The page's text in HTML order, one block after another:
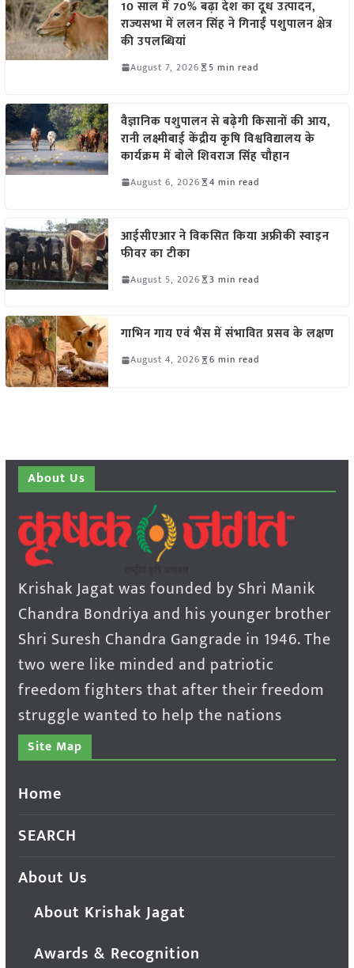
10 साल में 70% बढ़ा देश का दूध उत्पादन,
राज्यसभा में ललन सिंह ने गिनाईं पशुपालन क्षेत्र
की उपलब्धियां
August 7, 2026 5 min read
वैज्ञानिक पशुपालन से बढ़ेगी किसानों की आय,
रानी लक्ष्मीबाई केंद्रीय कृषि विश्वविद्यालय के
कार्यक्रम में बोले शिवराज सिंह चौहान
August 6, 2026 4 min read
आईसीएआर ने विकसित किया अफ्रीकी स्वाइन
फीवर का टीका
August 5, 2026 3 min read
गाभिन गाय एवं भैंस में संभावित प्रसव के लक्षण
August 4, 2026 6 min read
About Us
Krishak Jagat was founded by Shri Manik
Chandra Bondriya and his younger brother
Shri Suresh Chandra Gangrade in 1946. The
two were like minded and patriotic
freedom fighters that after their freedom
struggle wanted to help the nations
Site Map
Home
SEARCH
About Us
About Krishak Jagat
Awards & Recognition